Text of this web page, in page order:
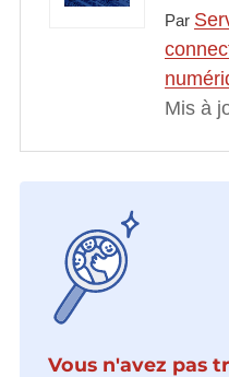
Par
Mis à
Vous n'avez pas